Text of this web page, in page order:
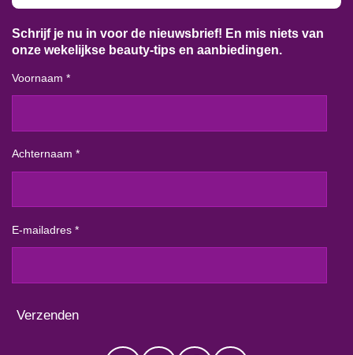
Schrijf je nu in voor de nieuwsbrief! En mis niets van
onze wekelijkse beauty-tips en aanbiedingen.
Voornaam *
Achternaam *
E-mailadres *
Verzenden